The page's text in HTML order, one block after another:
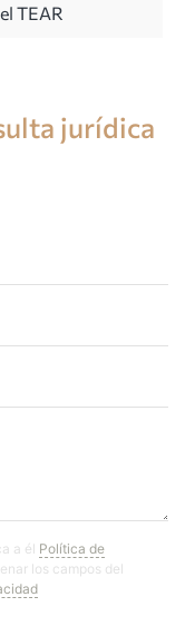
TEAR
jurídica
a él Política de
los campos del